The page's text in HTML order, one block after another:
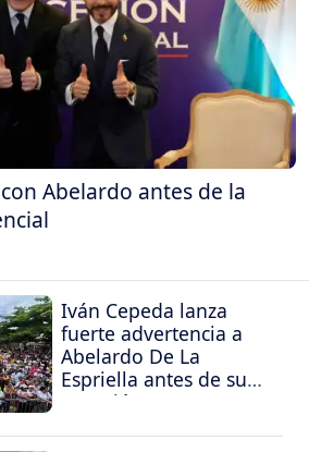
Abelardo antes de la
Iván Cepeda lanza
fuerte advertencia a
Abelardo De La
Espriella antes de su
posesión